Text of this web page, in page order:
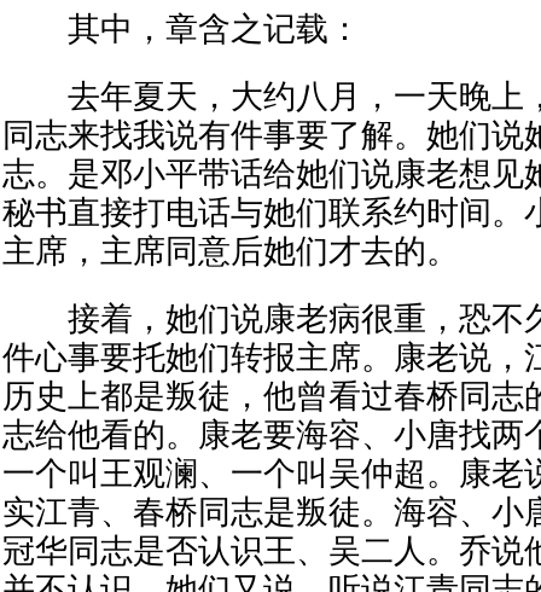
其中，章含之记载：
去年夏天，大约八月，一天晚上
同志来找我说有件事要了解。她们说
志。是邓小平带话给她们说康老想见
秘书直接打电话与她们联系约时间。
主席，主席同意后她们才去的。
接着，她们说康老病很重，恐不
件心事要托她们转报主席。康老说，
历史上都是叛徒，他曾看过春桥同志
志给他看的。康老要海容、小唐找两
一个叫王观澜、一个叫吴仲超。康老
实江青、春桥同志是叛徒。海容、小
冠华同志是否认识王、吴二人。乔说